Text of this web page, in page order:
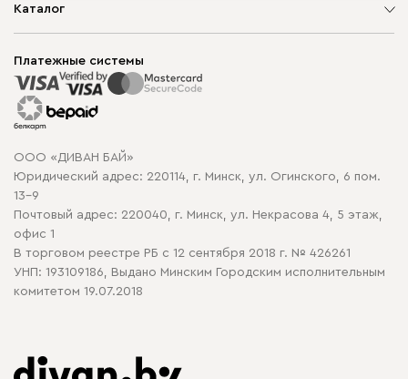
О компании
Способы оплаты
Рассрочка и кредит
Гарантия
Карта сайта
Политика конфиденциальности
Политика в отношении обработки cookie
Каталог
Корпусная мебель
Распродажа мебели
Платежные системы
ООО «ДИВАН БАЙ»
Юридический адрес: 220114, г. Минск, ул. Огинского, 6 пом.
13-9
Почтовый адрес: 220040, г. Минск, ул. Некрасова 4, 5 этаж,
офис 1
В торговом реестре РБ с 12 сентября 2018 г. № 426261
УНП: 193109186, Выдано Минским Городским исполнительным
комитетом 19.07.2018